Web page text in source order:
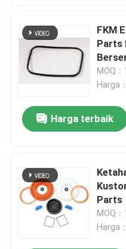
FKM
Parts
MOQ
Harga
Harga terbaik
Parts
MOQ
Harga